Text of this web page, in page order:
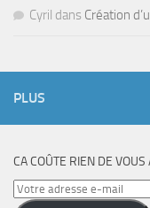
Cyril dans Création
PLUS
CA COÛTE RIEN DE
Votre